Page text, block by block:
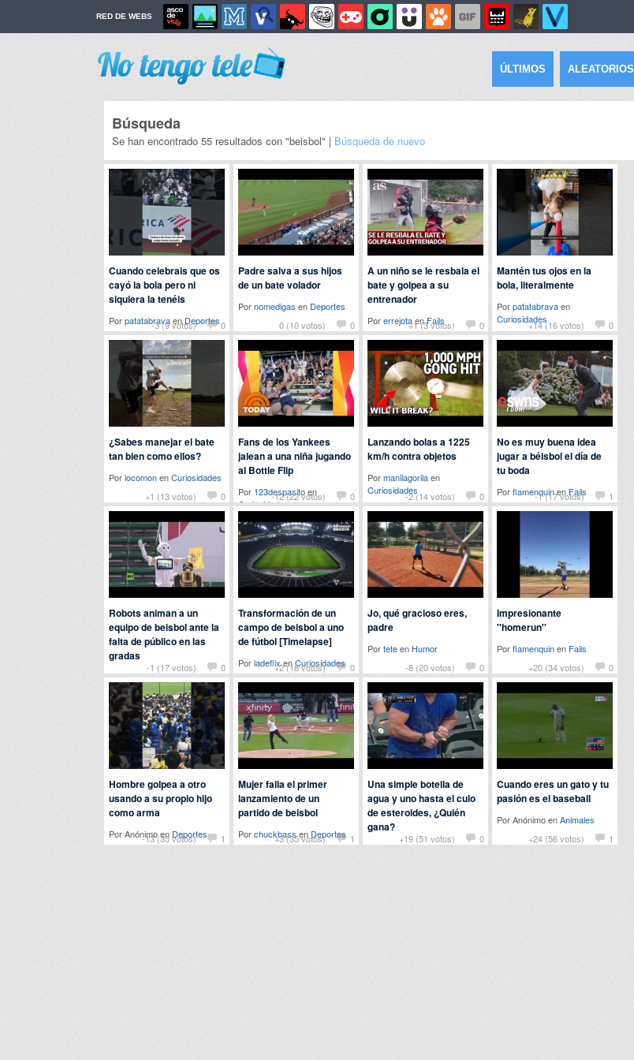
RED DE WEBS
ÚLTIMOS ALEATORIOS
Búsqueda
Se han encontrado 55 resultados con "beisbol" | Búsqueda de nuevo
-3 (9 votos) 0
Cuando celebrais que os
cayó la bola pero ni
siquiera la tenéis
PorpatatabravaenDeportes 0 (10 votos) 0
Padre salva a sus hijos
de un bate volador
Pornomedigas en Deportes
+1 (3 votos)
0
A un niño se le resbala el
bate y golpea a su
entrenador
PorerrejotaenFails +14 (16 votos) 0
Mantén tus ojos en la
bola, literalmente
Porpatatabravaen
Curiosidades
+1 (13 votos) 0
¿Sabes manejar el bate
tan bien como ellos?
PorlocomonenCuriosidades
-12 (22 votos)
0
Fans de los Yankees
jalean a una niña jugando
al Bottle Flip
Por 123despasitoen
Curiosidades
-2 (14 votos) 0
Lanzando bolas a 1225
km/h contra objetos
Pormanilagorilaen
Curiosidades
-1 (17 votos) 1
No es muy buena idea
jugar a béisbol el día de
tu boda
Porflamenquinen Fails
-1 (17 votos) 0
Robots animan a un
equipo de beisbol ante la
falta de público en las
gradas
PorBabaenTecnología
+2 (18 votos) 0
Transformación de un
campo de beisbol a uno
de fútbol [Timelapse]
PorladeflixenCuriosidades -8 (20 votos) 0
Jo, qué gracioso eres,
padre
Porteteen Humor
+20 (34 votos)
0
Impresionante
''homerun''
Porflamenquinen Fails
-13 (35 votos) 1
Hombre golpea a otro
usando a su propio hijo
como arma
Por Anónimo en Deportes +3 (35 votos) 1
Mujer falla el primer
lanzamiento de un
partido de beisbol
Porchuckbassen Deportes +19 (51 votos) 0
Una simple botella de
agua y uno hasta el culo
de esteroides, ¿Quién
gana?
Porrebelagainstschoolen
+24 (56 votos) 1
Cuando eres un gato y tu
pasión es el baseball
Por Anónimo enAnimales